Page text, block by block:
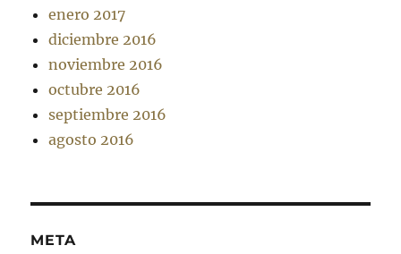
enero 2017
diciembre 2016
noviembre 2016
octubre 2016
septiembre 2016
agosto 2016
META